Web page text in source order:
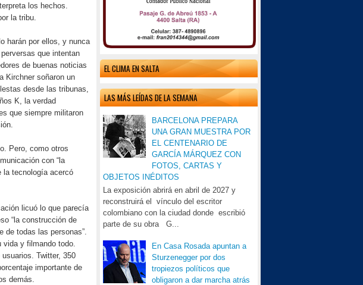
EL CLIMA EN SALTA
LAS MÁS LEÍDAS DE LA SEMANA
BARCELONA PREPARA
UNA GRAN MUESTRA POR
EL CENTENARIO DE
GARCÍA MÁRQUEZ CON
FOTOS, CARTAS Y
OBJETOS INÉDITOS
La exposición abrirá en abril de 2027 y
reconstruirá el vínculo del escritor
colombiano con la ciudad donde escribió
parte de su obra G...
En Casa Rosada apuntan a
Sturzenegger por dos
tropiezos políticos que
obligaron a dar marcha atrás
los hechos.
la tribu.
harán por ellos, y nunca
que intentan
de buenas noticias
Kirchner soñaron un
desde las tribunas,
K, la verdad
que siempre militaron
Pero, como otros
con “la
la tecnología acercó
licuó lo que parecía
“la construcción de
todas las personas”.
y filmando todo.
Twitter, 350
importante de
demás.